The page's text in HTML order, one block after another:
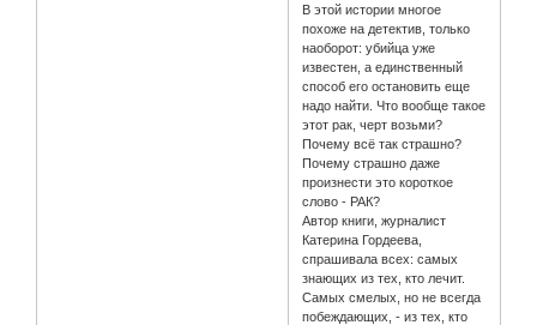
В этой истории многое
похоже на детектив, только
наоборот: убийца уже
известен, а единственный
способ его остановить еще
надо найти. Что вообще такое
этот рак, черт возьми?
Почему всё так страшно?
Почему страшно даже
произнести это короткое
слово - РАК?
Автор книги, журналист
Катерина Гордеева,
спрашивала всех: самых
знающих из тех, кто лечит.
Самых смелых, но не всегда
побеждающих, - из тех, кто